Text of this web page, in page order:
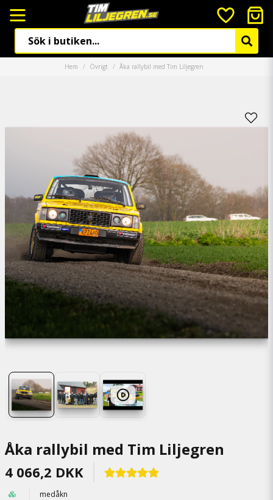
Hem Övrigt Åka rallybil med Tim Liljegren
Åka rallybil med Tim Liljegren
4 066,2 DKK
medåkn